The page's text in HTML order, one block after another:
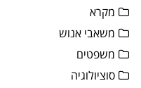
מקרא
משאבי אנוש
משפטים
סוציולוגיה